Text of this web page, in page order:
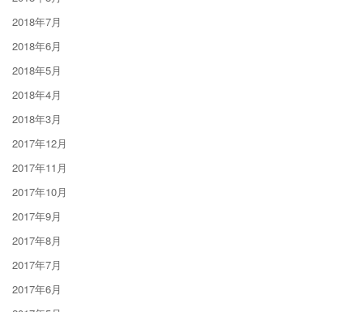
2018年7月
2018年6月
2018年5月
2018年4月
2018年3月
2017年12月
2017年11月
2017年10月
2017年9月
2017年8月
2017年7月
2017年6月